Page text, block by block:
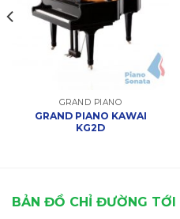
GRAND PIANO
GRAND PIANO KAWAI
KG2D
BẢN ĐỒ CHỈ ĐƯỜNG TỚI